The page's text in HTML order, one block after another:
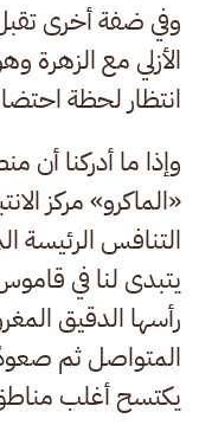
وفي ضفة أخرى
الأزلي مع الزهرة
انتظار لحظة
وإذا ما أدركنا أن
«الماكرو» مركز
التنافس الرئيسة
يتبدى لنا في
رأسها الدقيق
المتواصل ثم
يكتسح أغلب